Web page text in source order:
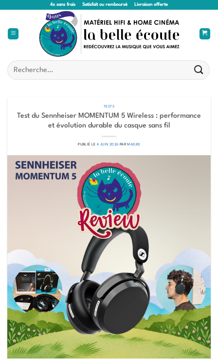
4x sans frais Satisfait ou remboursé Livraison offerte
Recherche
pour :
TESTS
Test du Sennheiser MOMENTUM 5 Wireless : performance
et évolution durable du casque sans fil
PUBLIÉ LE4 JUIN 2026 PAR MADJID